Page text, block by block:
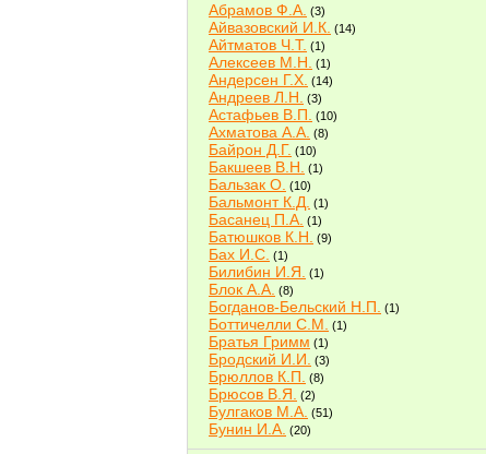
Абрамов Ф.А. (3)
Айвазовский И.К. (14)
Айтматов Ч.Т. (1)
Алексеев М.Н. (1)
Андерсен Г.Х. (14)
Андреев Л.Н. (3)
Астафьев В.П. (10)
Ахматова А.А. (8)
Байрон Д.Г. (10)
Бакшеев В.Н. (1)
Бальзак О. (10)
Бальмонт К.Д. (1)
Басанец П.А. (1)
Батюшков К.Н. (9)
Бах И.С. (1)
Билибин И.Я. (1)
Блок А.А. (8)
Богданов-Бельский Н.П. (1)
Боттичелли С.М. (1)
Братья Гримм (1)
Бродский И.И. (3)
Брюллов К.П. (8)
Брюсов В.Я. (2)
Булгаков М.А. (51)
Бунин И.А. (20)
Быков В.В.(2)